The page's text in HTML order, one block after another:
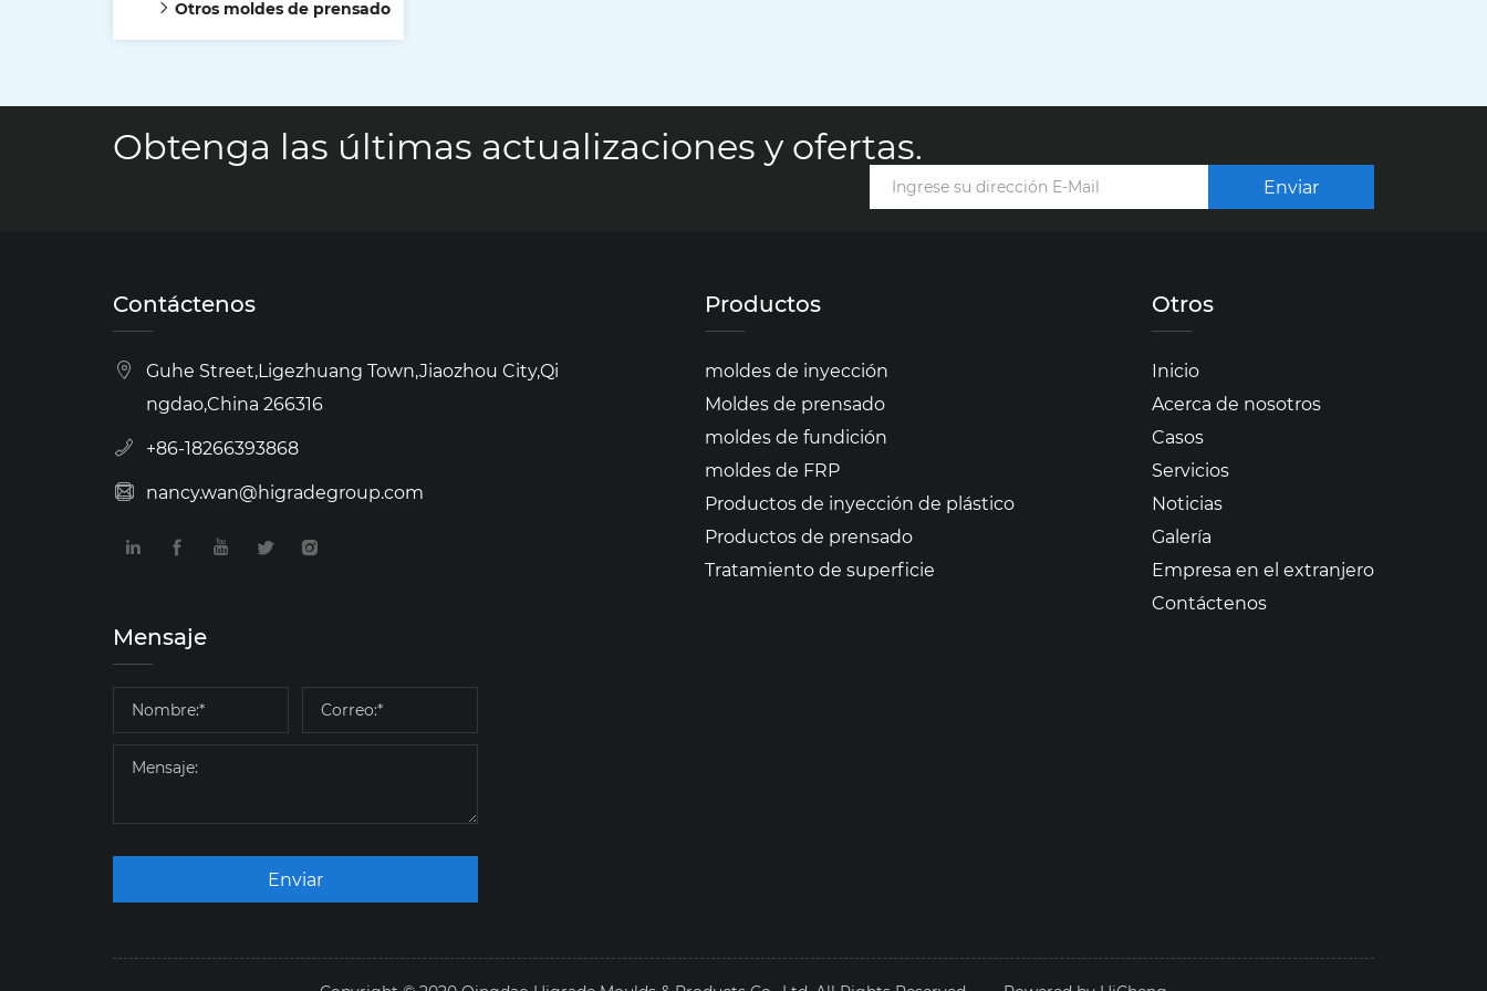
Otros moldes de prensado
Obtenga las últimas actualizaciones y ofertas.
Enviar
Contáctenos
Guhe Street,Ligezhuang Town,Jiaozhou City,Qi
ngdao,China 266316
+86-18266393868
nancy.wan@higradegroup.com
Productos
moldes de inyección
Moldes de prensado
moldes de fundición
moldes de FRP
Productos de inyección de plástico
Productos de prensado
Tratamiento de superficie
Otros
Inicio
Acerca de nosotros
Casos
Servicios
Noticias
Galería
Empresa en el extranjero
Contáctenos
Mensaje
Enviar